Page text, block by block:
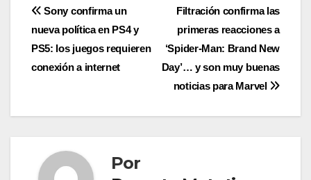
Navegación
de
entradas
Filtración confirma las
primeras reacciones a
‘Spider-Man: Brand New
Day’… y son muy buenas
noticias para Marvel
Sony confirma un
nueva política en PS4 y
PS5: los juegos requieren
conexión a internet
Por